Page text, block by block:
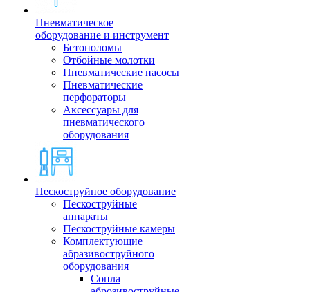
Пневматическое
оборудование и инструмент
Бетоноломы
Отбойные молотки
Пневматические насосы
Пневматические
перфораторы
Аксессуары для
пневматического
оборудования
Пескоструйное оборудование
Пескоструйные
аппараты
Пескоструйные камеры
Комплектующие
абразивоструйного
оборудования
Сопла